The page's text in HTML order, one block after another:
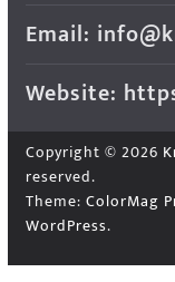
Email:
Website:
Copyright © 2026
reserved.
Theme: ColorMag
WordPress.